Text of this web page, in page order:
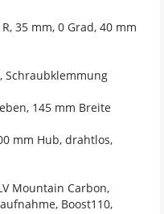
35 mm, 0 Grad, 40 mm
Schraubklemmung
145 mm Breite
mm Hub, drahtlos,
Mountain Carbon,
Boost110,